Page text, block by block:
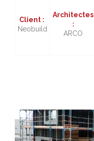
Client :
Neobuild
Architectes
:
ARCO